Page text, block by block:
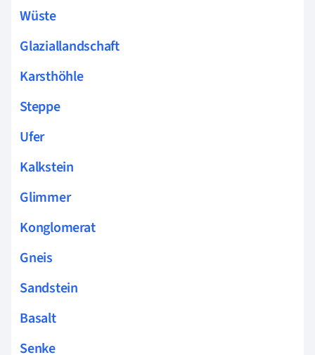
Wüste
Glaziallandschaft
Karsthöhle
Steppe
Ufer
Kalkstein
Glimmer
Konglomerat
Gneis
Sandstein
Basalt
Senke